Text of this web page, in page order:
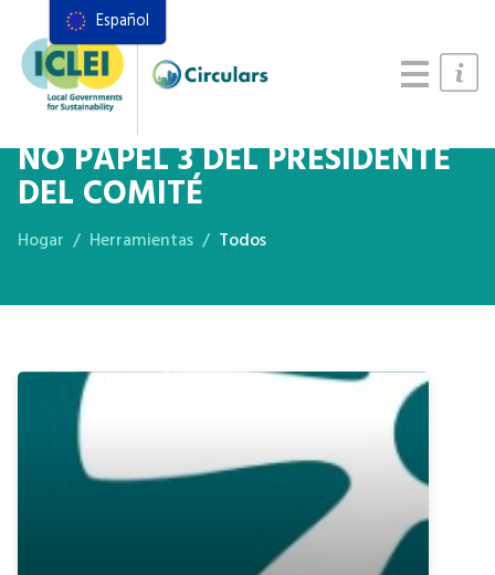
Recursos
Marco de acciones
NO PAPEL 3 DEL PRESIDENTE
DEL COMITÉ
Hogar Herramientas Todos
Español